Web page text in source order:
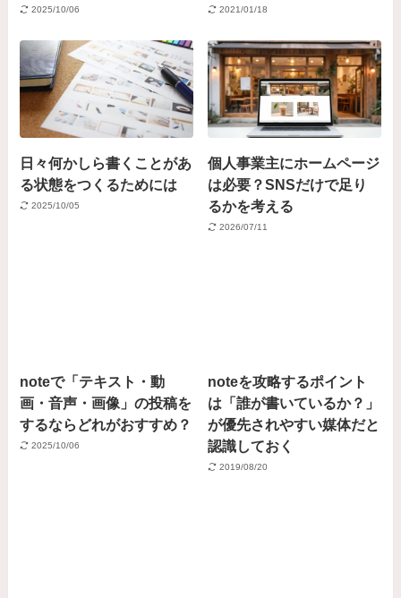
2025/10/06 2021/01/18
日々何かしら書くことがあ
る状態をつくるためには
2025/10/05
個人事業主にホームページ
は必要？SNSだけで足り
るかを考える
2026/07/11
noteで「テキスト・動
画・音声・画像」の投稿を
するならどれがおすすめ？
2025/10/06
noteを攻略するポイント
は「誰が書いているか？」
が優先されやすい媒体だと
認識しておく
2019/08/20